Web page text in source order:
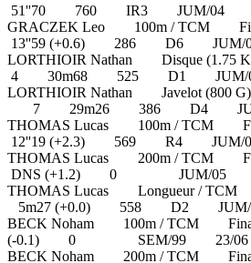
51''70 760 IR3 JUM/04
GRACZEK Leo 100m / TCM
13''59 (+0.6) 286 D6 JUM/
LORTHIOIR Nathan Disque
4 30m68 525 D1 JUM/
LORTHIOIR Nathan Javelot (800
7 29m26 386 D4
THOMAS Lucas 100m / TCM
12''19 (+2.3) 569 R4 JUM/
THOMAS Lucas 200m / TCM
DNS (+1.2) 0 JUM/05
THOMAS Lucas Longueur /
5m27 (+0.0) 558 D2
BECK Noham 100m / TCM
(-0.1) 0 SEM/99 23/06
BECK Noham 200m / TCM